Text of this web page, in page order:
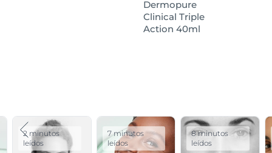
Dermopure
Clinical Triple
Action 40ml
2 minutos
leídos
7 minutos
leídos
8 minutos
leídos